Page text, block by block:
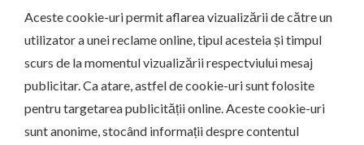
Aceste cookie-uri permit aflarea vizualizării de către un
utilizator a unei reclame online, tipul acesteia și timpul
scurs de la momentul vizualizării respectviului mesaj
publicitar. Ca atare, astfel de cookie-uri sunt folosite
pentru targetarea publicității online. Aceste cookie-uri
sunt anonime, stocând informații despre contentul